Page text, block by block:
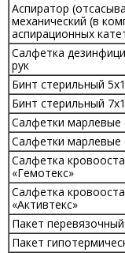
Аспиратор
механический (в
аспирационных
Салфетка
рук
Бинт стерильный
Бинт стерильный
Салфетки марлевые
Салфетки марлевые
Салфетка
«Гемотекс»
Салфетка
«Активтекс»
Пакет
Пакет